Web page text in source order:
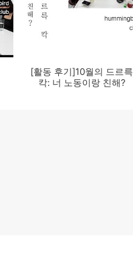
[활동 후기]10월의 드르륵
칵: 너 노동이랑 친해?